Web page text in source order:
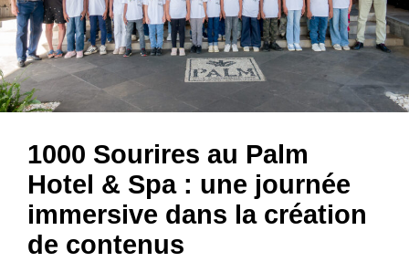
1000 Sourires au Palm
Hotel & Spa : une journée
immersive dans la création
de contenus